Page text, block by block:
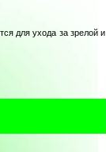
для ухода за зрелой и